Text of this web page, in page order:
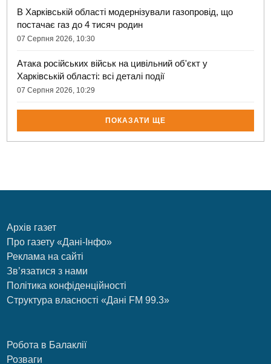
В Харківській області модернізували газопровід, що
постачає газ до 4 тисяч родин
07 Серпня 2026, 10:30
Атака російських військ на цивільний об'єкт у
Харківській області: всі деталі події
07 Серпня 2026, 10:29
ПОКАЗАТИ ЩЕ
Архів газет
Про газету «Дані-Інфо»
Реклама на сайті
Зв’язатися з нами
Політика конфіденційності
Структура власності «Дані FM 99.3»
Робота в Балаклії
Розваги